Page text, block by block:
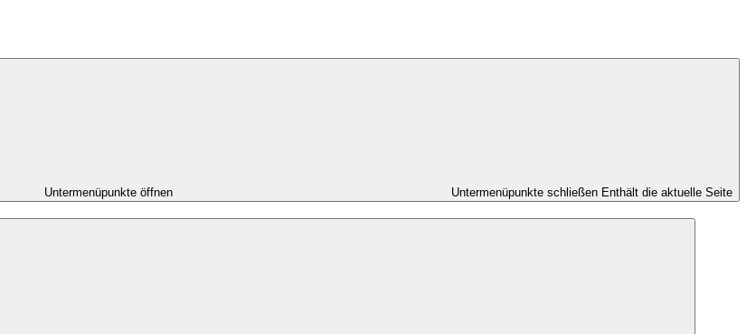
Untermenüpunkte öffnen Untermenüpunkte schließen Enthält die aktuelle Seite